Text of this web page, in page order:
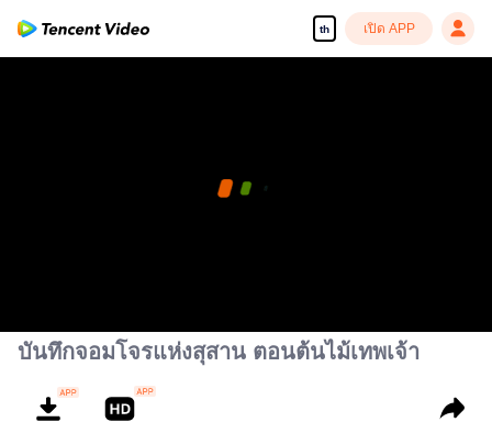
th เปิด APP
บันทึกจอมโจรแห่งสุสาน ตอนต้นไม้เทพเจ้า